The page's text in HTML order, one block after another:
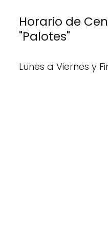
Horario de
"Palotes"
Lunes a Viernes y